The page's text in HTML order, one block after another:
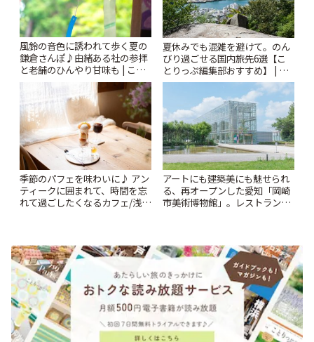
風鈴の音色に誘われて歩く夏の
鎌倉さんぽ♪由緒ある社の参拝
と老舗のひんやり甘味も | こと
りっぷ
夏休みでも混雑を避けて。のん
びり過ごせる国内旅先6選【こ
とりっぷ編集部おすすめ】 | こ
とりっぷ
季節のパフェを味わいに♪ アン
ティークに囲まれて、時間を忘
れて過ごしたくなるカフェ/浅草
アートにも建築美にも魅せられ
る、再オープンした愛知「岡崎
市美術博物館」。レストランや